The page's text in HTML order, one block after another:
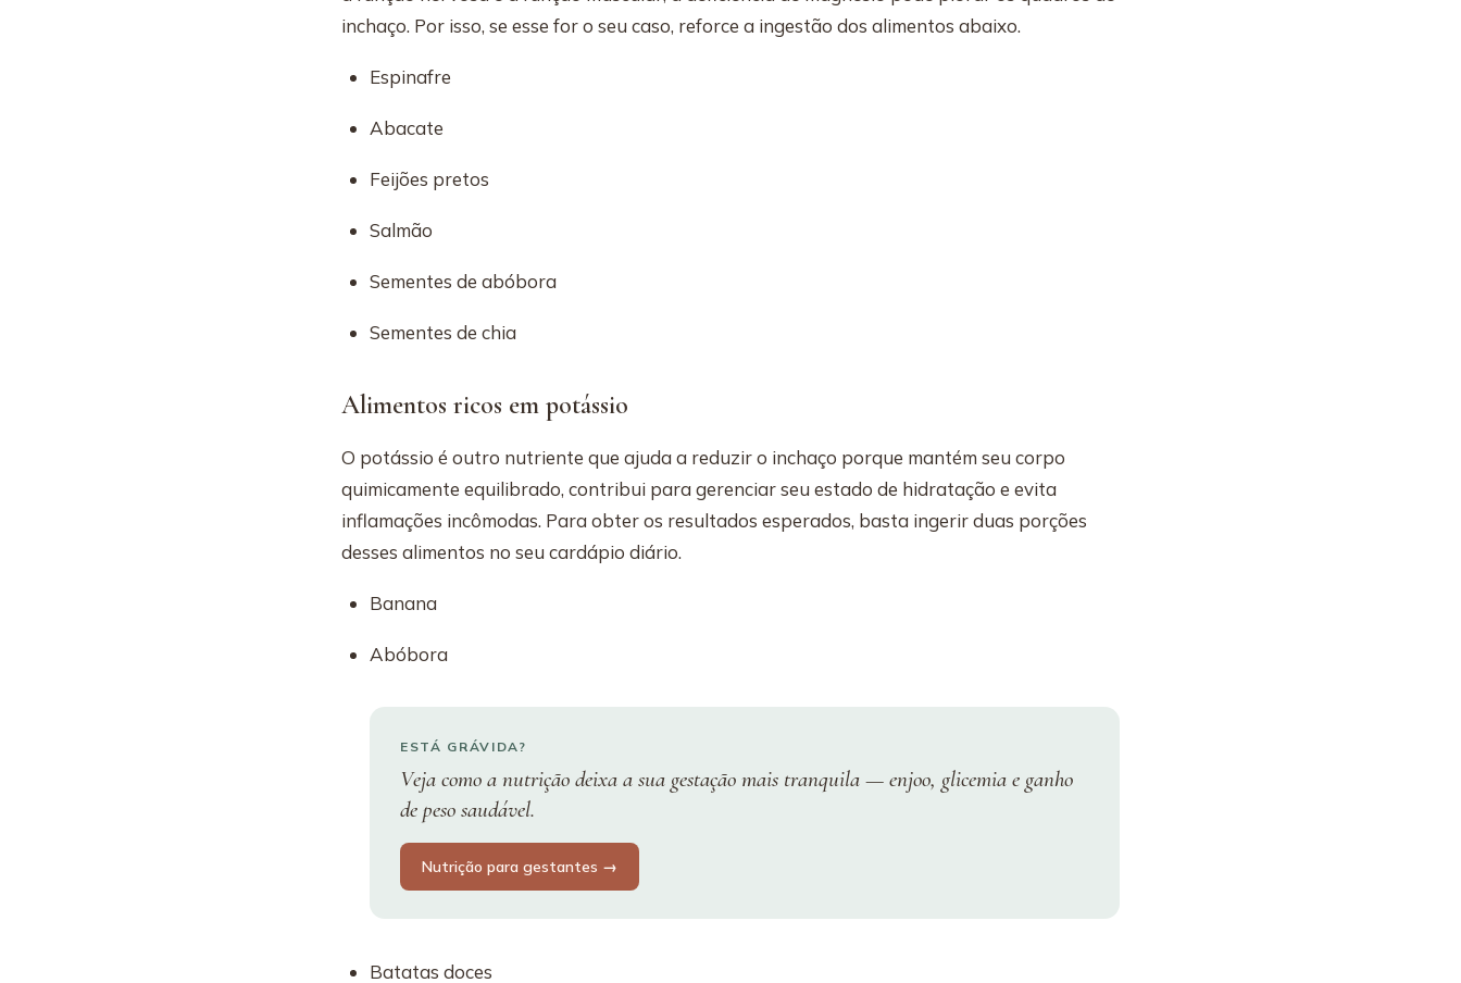
inchaço. Por isso, se esse for o seu caso, reforce a ingestão dos alimentos abaixo.
Espinafre
Abacate
Feijões pretos
Salmão
Sementes de abóbora
Sementes de chia
Alimentos ricos em potássio
O potássio é outro nutriente que ajuda a reduzir o inchaço porque mantém seu corpo
quimicamente equilibrado, contribui para gerenciar seu estado de hidratação e evita
inflamações incômodas. Para obter os resultados esperados, basta ingerir duas porções
desses alimentos no seu cardápio diário.
Banana
Abóbora
ESTÁ GRÁVIDA?
Veja como a nutrição deixa a sua gestação mais tranquila — enjoo, glicemia e ganho
de peso saudável.
Nutrição para gestantes →
Batatas doces